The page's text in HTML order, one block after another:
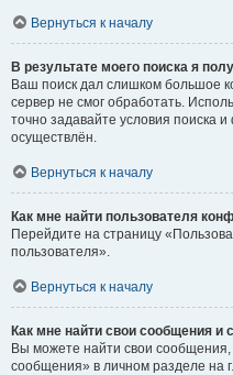
Вернуться к началу
В результате моего поиска я
Ваш поиск дал слишком большое
сервер не смог обработать.
точно задавайте условия поиска
осуществлён.
Вернуться к началу
Как мне найти пользователя
Перейдите на страницу
пользователя».
Вернуться к началу
Как мне найти свои сообщения
Вы можете найти свои
сообщения» в личном разделе на